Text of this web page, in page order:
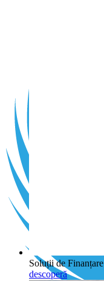
Soluții de Finanțare
descoperă